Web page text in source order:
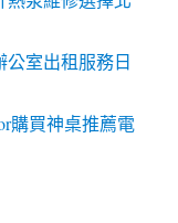
室出租服務日
購買神桌推薦電